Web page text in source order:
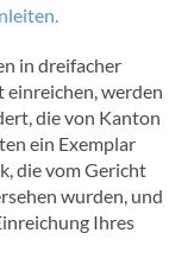
in dreifacher
werden
die von Kanton
ein Exemplar
die vom Gericht
wurden, und
Ihres